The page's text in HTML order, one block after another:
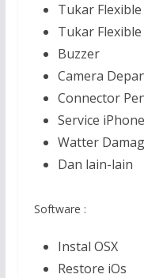
Tukar
Tukar
Buzzer
Camera
Connector
Service
Watter
Dan lain-lain
Software :
Instal OSX
Restore iOs